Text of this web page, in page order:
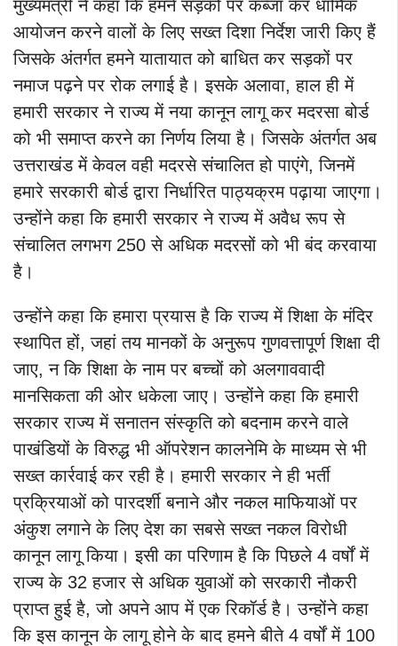
मुख्यमंत्री ने कहा कि हमने सड़कों पर कब्जा कर धार्मिक
आयोजन करने वालों के लिए सख्त दिशा निर्देश जारी किए हैं
जिसके अंतर्गत हमने यातायात को बाधित कर सड़कों पर
नमाज पढ़ने पर रोक लगाई है। इसके अलावा, हाल ही में
हमारी सरकार ने राज्य में नया कानून लागू कर मदरसा बोर्ड
को भी समाप्त करने का निर्णय लिया है। जिसके अंतर्गत अब
उत्तराखंड में केवल वही मदरसे संचालित हो पाएंगे, जिनमें
हमारे सरकारी बोर्ड द्वारा निर्धारित पाठ्यक्रम पढ़ाया जाएगा।
उन्होंने कहा कि हमारी सरकार ने राज्य में अवैध रूप से
संचालित लगभग 250 से अधिक मदरसों को भी बंद करवाया
है।
उन्होंने कहा कि हमारा प्रयास है कि राज्य में शिक्षा के मंदिर
स्थापित हों, जहां तय मानकों के अनुरूप गुणवत्तापूर्ण शिक्षा दी
जाए, न कि शिक्षा के नाम पर बच्चों को अलगाववादी
मानसिकता की ओर धकेला जाए। उन्होंने कहा कि हमारी
सरकार राज्य में सनातन संस्कृति को बदनाम करने वाले
पाखंडियों के विरुद्ध भी ऑपरेशन कालनेमि के माध्यम से भी
सख्त कार्रवाई कर रही है। हमारी सरकार ने ही भर्ती
प्रक्रियाओं को पारदर्शी बनाने और नकल माफियाओं पर
अंकुश लगाने के लिए देश का सबसे सख्त नकल विरोधी
कानून लागू किया। इसी का परिणाम है कि पिछले 4 वर्षों में
राज्य के 32 हजार से अधिक युवाओं को सरकारी नौकरी
प्राप्त हुई है, जो अपने आप में एक रिकॉर्ड है। उन्होंने कहा
कि इस कानून के लागू होने के बाद हमने बीते 4 वर्षों में 100